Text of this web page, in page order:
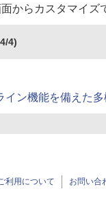
からカスタマイズ
4)
ン機能を備えた
利用について お問い合